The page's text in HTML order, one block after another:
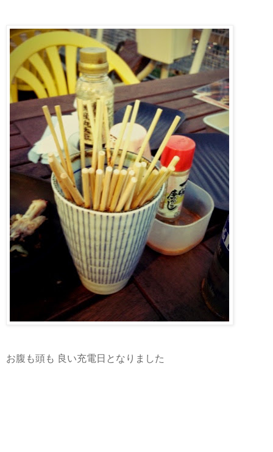
お腹も頭も 良い充電日となりました